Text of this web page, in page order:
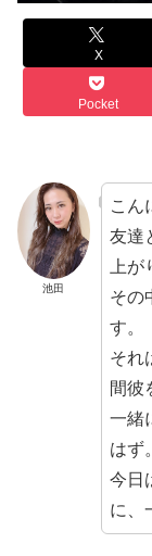
X
Pocket
池田
こん
友達
上が
その
す。
それ
間彼
一緒
はず。
今日
に、